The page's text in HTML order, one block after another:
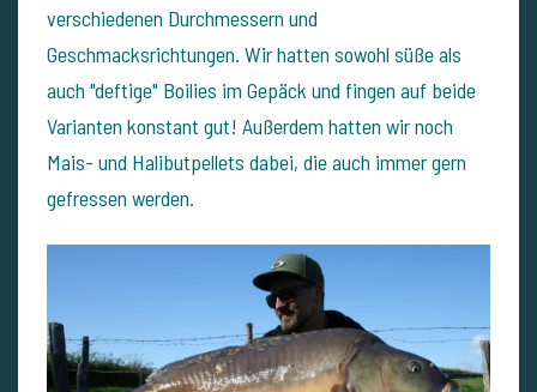
verschiedenen Durchmessern und
Geschmacksrichtungen. Wir hatten sowohl süße als
auch "deftige" Boilies im Gepäck und fingen auf beide
Varianten konstant gut! Außerdem hatten wir noch
Mais- und Halibutpellets dabei, die auch immer gern
gefressen werden.